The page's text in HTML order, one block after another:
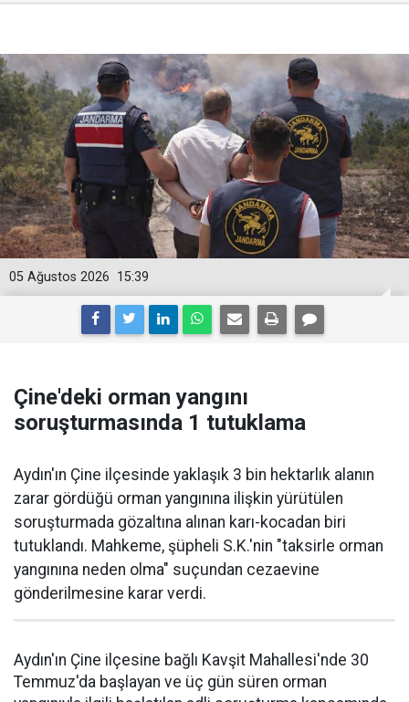
15:39
05 Ağustos 2026
Çine'deki orman yangını
soruşturmasında 1 tutuklama
Aydın'ın Çine ilçesinde yaklaşık 3 bin hektarlık alanın
zarar gördüğü orman yangınına ilişkin yürütülen
soruşturmada gözaltına alınan karı-kocadan biri
tutuklandı. Mahkeme, şüpheli S.K.'nin "taksirle orman
yangınına neden olma" suçundan cezaevine
gönderilmesine karar verdi.
Aydın'ın Çine ilçesine bağlı Kavşit Mahallesi'nde 30
Temmuz'da başlayan ve üç gün süren orman